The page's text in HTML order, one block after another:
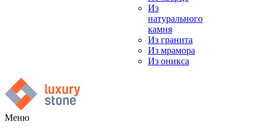
Из
натурального
камня
Из гранита
Из мрамора
Из оникса
Меню